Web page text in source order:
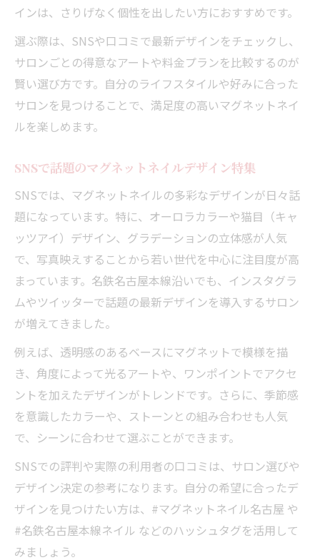
探し
コスパ重視のマグネットネイル選びのポイ
ント
お財布に優しいマグネットネイル最新事情
口コミで安いと評判のマグネットネイル攻
略法
ザイン
名鉄名古屋本線沿線で人気のネイルデザイ
ン特集
マグネットネイル新作デザインの傾向と特
徴
話題のワンカラーネイルやスカルプも要チ
ェック
マグネットネイルで叶える多彩なアートバ
リエ
SNSで広がる名鉄名古屋本線沿いのトレン
ド
インは、さりげなく個性を出したい方におすすめです。
選ぶ際は、SNSや口コミで最新デザインをチェックし、
サロンごとの得意なアートや料金プランを比較するのが
賢い選び方です。自分のライフスタイルや好みに合った
サロンを見つけることで、満足度の高いマグネットネイ
ルを楽しめます。
SNSで話題のマグネットネイルデザイン特集
SNSでは、マグネットネイルの多彩なデザインが日々話
題になっています。特に、オーロラカラーや猫目（キャ
ッツアイ）デザイン、グラデーションの立体感が人気
で、写真映えすることから若い世代を中心に注目度が高
まっています。名鉄名古屋本線沿いでも、インスタグラ
ムやツイッターで話題の最新デザインを導入するサロン
が増えてきました。
例えば、透明感のあるベースにマグネットで模様を描
き、角度によって光るアートや、ワンポイントでアクセ
ントを加えたデザインがトレンドです。さらに、季節感
を意識したカラーや、ストーンとの組み合わせも人気
で、シーンに合わせて選ぶことができます。
SNSでの評判や実際の利用者の口コミは、サロン選びや
デザイン決定の参考になります。自分の希望に合ったデ
ザインを見つけたい方は、#マグネットネイル名古屋 や
#名鉄名古屋本線ネイル などのハッシュタグを活用して
みましょう。